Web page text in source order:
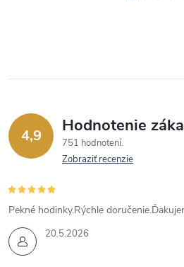
4,9 Hodnotenie
751 hodnotení
Zobraziť recenzie
20.5.2026
Pekné hodinky.Rýchle